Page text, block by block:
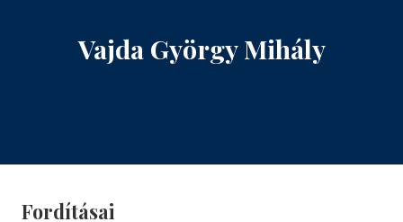
Vajda György Mihály
Fordításai